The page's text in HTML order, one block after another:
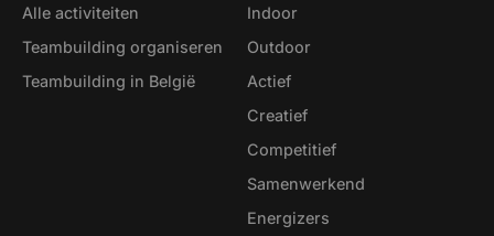
Alle activiteiten
Teambuilding organiseren
Teambuilding in België
Indoor
Outdoor
Actief
Creatief
Competitief
Samenwerkend
Energizers